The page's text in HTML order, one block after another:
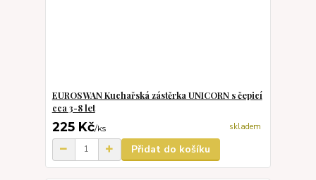
EUROSWAN Kuchařská zástěrka UNICORN s čepicí
cca 3-8 let
225 Kč/ks skladem
Přidat do košíku